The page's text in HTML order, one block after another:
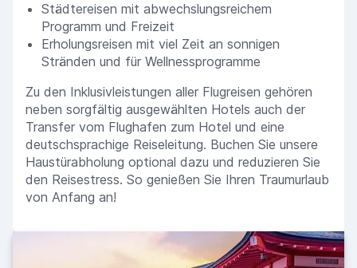
Städtereisen mit abwechslungsreichem
Programm und Freizeit
Erholungsreisen mit viel Zeit an sonnigen
Stränden und für Wellnessprogramme
Zu den Inklusivleistungen aller Flugreisen gehören
neben sorgfältig ausgewählten Hotels auch der
Transfer vom Flughafen zum Hotel und eine
deutschsprachige Reiseleitung. Buchen Sie unsere
Haustürabholung optional dazu und reduzieren Sie
den Reisestress. So genießen Sie Ihren Traumurlaub
von Anfang an!